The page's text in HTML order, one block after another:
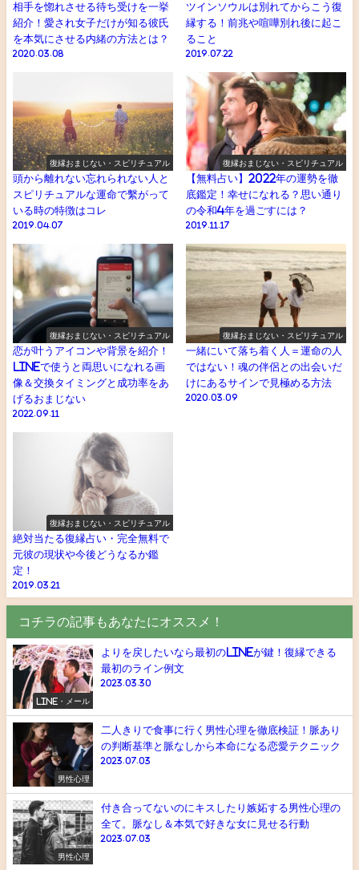
相手を惚れさせる待ち受けを一挙
紹介！愛され女子だけが知る彼氏
を本気にさせる内緒の方法とは？
2020.03.08
ツインソウルは別れてからこう復
縁する！前兆や喧嘩別れ後に起こ
ること
2019.07.22
復縁おまじない・スピリチュアル
頭から離れない忘れられない人と
スピリチュアルな運命で繫がって
いる時の特徴はコレ
2019.04.07
復縁おまじない・スピリチュアル
【無料占い】2022年の運勢を徹
底鑑定！幸せになれる？思い通り
の令和4年を過ごすには？
2019.11.17
復縁おまじない・スピリチュアル
恋が叶うアイコンや背景を紹介！
LINEで使うと両思いになれる画
像＆交換タイミングと成功率をあ
げるおまじない
2022.09.11
復縁おまじない・スピリチュアル
一緒にいて落ち着く人＝運命の人
ではない！魂の伴侶との出会いだ
けにあるサインで見極める方法
2020.03.09
復縁おまじない・スピリチュアル
絶対当たる復縁占い・完全無料で
元彼の現状や今後どうなるか鑑
定！
2019.03.21
コチラの記事もあなたにオススメ！
LINE・メール
よりを戻したいなら最初のlineが鍵！復縁できる
最初のライン例文
2023.03.30
男性心理
二人きりで食事に行く男性心理を徹底検証！脈あり
の判断基準と脈なしから本命になる恋愛テクニック
2023.07.03
男性心理
付き合ってないのにキスしたり嫉妬する男性心理の
全て。脈なし＆本気で好きな女に見せる行動
2023.07.03